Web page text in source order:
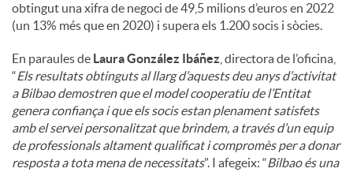
obtingut una xifra de negoci de 49,5 milions d’euros en 2022
(un 13% més que en 2020) i supera els 1.200 socis i sòcies.
En paraules de Laura González Ibáñez , directora de l’oficina,
“Els resultats obtinguts al llarg d’aquests deu anys d’activitat
a Bilbao demostren que el model cooperatiu de l’Entitat
genera confiança i que els socis estan plenament satisfets
amb el servei personalitzat que brindem, a través d’un equip
de professionals altament qualificat i compromès per a donar
resposta a tota mena de necessitats”. I afegeix: “Bilbao és una